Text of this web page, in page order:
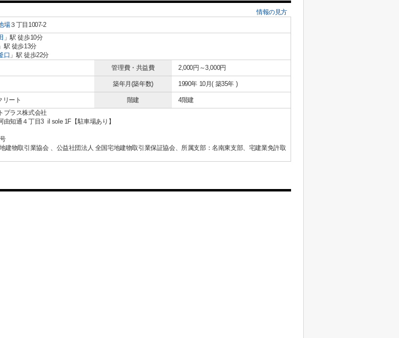
情報の見方
場３丁目1007-2
」駅 徒歩10分
」駅 徒歩13分
口 」駅 徒歩22分
管理費・共益費 2,000円～3,000円
築年月(築年数) 1990年 10月( 築35年 )
リート 階建 4階建
プラス株式会社
由知通４丁目3 il sole 1F【駐車場あり】
建物取引業協会 、公益社団法人 全国宅地建物取引業保証協会、所属支部：名南東支部、宅建業免許取